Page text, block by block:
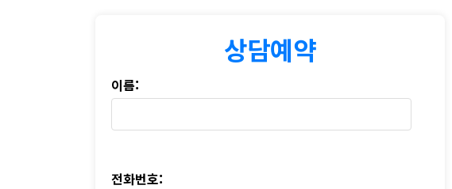
상담예약
이름:
전화번호: